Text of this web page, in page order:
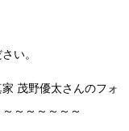
い。
茂野優太さんのフォ
～～～～～～